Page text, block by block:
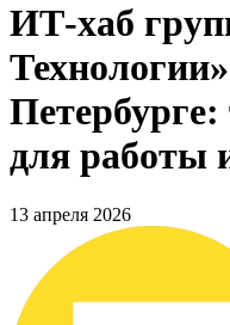
ИТ-хаб
для работы
13 апреля 2026